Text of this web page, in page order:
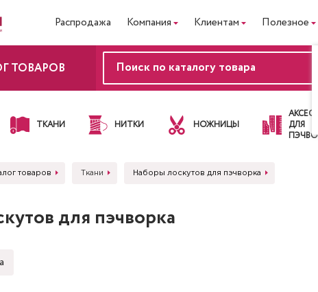
Распродажа Компания Клиентам Полезное
ТОВАРОВ
ТКАНИ НИТКИ НОЖНИЦЫ
ДЛЯ
товаров Ткани Наборы лоскутов для пэчворка
для пэчворка